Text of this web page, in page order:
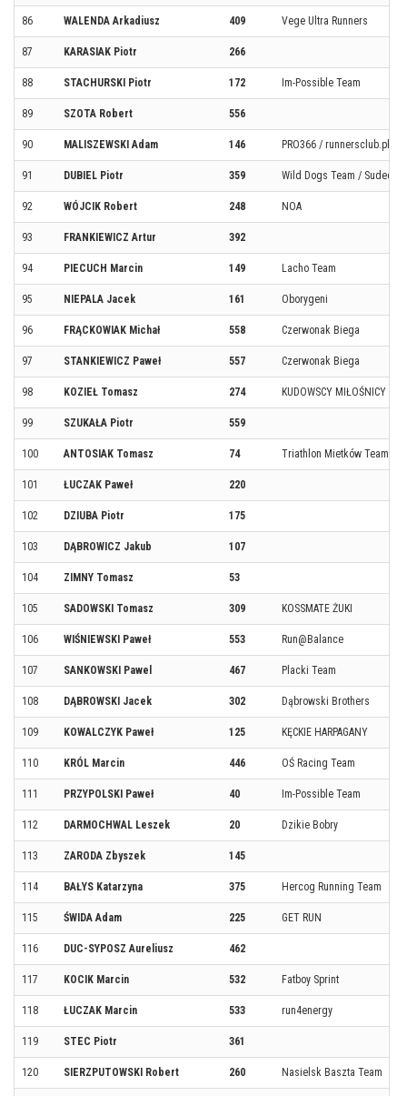
86 WALENDA Arkadiusz 409 Vege Ultra Runners
87 KARASIAK Piotr 266
88 STACHURSKI Piotr 172 Im-Possible Team
89 SZOTA Robert 556
90 MALISZEWSKI Adam 146 PRO366 / runnersclub.pl
91 DUBIEL Piotr 359 Wild Dogs Team / Sudecki
92 WÓJCIK Robert 248 NOA
93 FRANKIEWICZ Artur 392
94 PIECUCH Marcin 149 Lacho Team
95 NIEPALA Jacek 161 Oborygeni
96 FRĄCKOWIAK Michał 558 Czerwonak Biega
97 STANKIEWICZ Paweł 557 Czerwonak Biega
98 KOZIEŁ Tomasz 274 KUDOWSCY MIŁOŚNICY
99 SZUKAŁA Piotr 559
100 ANTOSIAK Tomasz 74 Triathlon Mietków Team
101 ŁUCZAK Paweł 220
102 DZIUBA Piotr 175
103 DĄBROWICZ Jakub 107
104 ZIMNY Tomasz 53
105 SADOWSKI Tomasz 309 KOSSMATE ŻUKI
106 WIŚNIEWSKI Paweł 553 Run@Balance
107 SANKOWSKI Pawel 467 Placki Team
108 DĄBROWSKI Jacek 302 Dąbrowski Brothers
109 KOWALCZYK Paweł 125 KĘCKIE HARPAGANY
110 KRÓL Marcin 446 OŚ Racing Team
111 PRZYPOLSKI Paweł 40 Im-Possible Team
112 DARMOCHWAL Leszek 20 Dzikie Bobry
113 ZARODA Zbyszek 145
114 BAŁYS Katarzyna 375 Hercog Running Team
115 ŚWIDA Adam 225 GET RUN
116 DUC-SYPOSZ Aureliusz 462
117 KOCIK Marcin 532 Fatboy Sprint
118 ŁUCZAK Marcin 533 run4energy
119 STEC Piotr 361
120 SIERZPUTOWSKI Robert 260 Nasielsk Baszta Team